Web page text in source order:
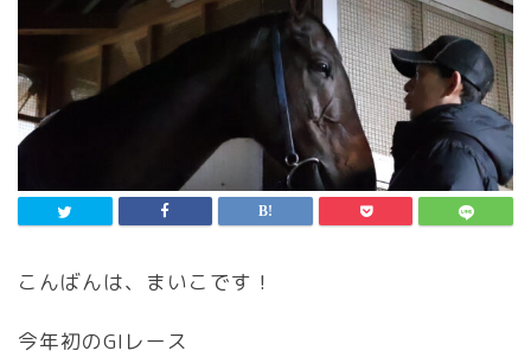
こんばんは、まいこです！
今年初のGIレース